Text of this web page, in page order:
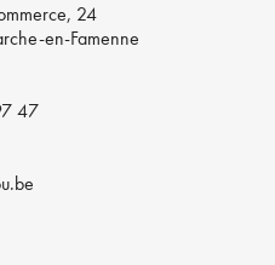
24
en-Famenne
47